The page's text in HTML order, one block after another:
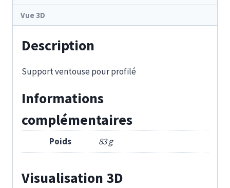
Vue 3D
Description
Support ventouse pour profilé
Informations
complémentaires
Poids 83 g
Visualisation 3D